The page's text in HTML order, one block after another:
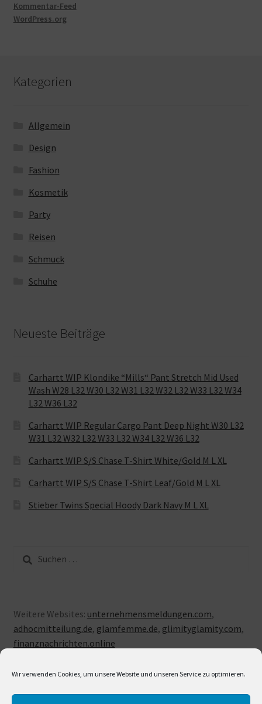
Wir verwenden Cookies, um unsere Website und unseren Service zu optimieren.
Kommentar-Feed
WordPress.org
Kategorien
Allgemein
Design
Fashion
Kosmetik
Party
Reisen
Schmuck
Schuhe
Neueste Beiträge
Carhartt WIP Klondike “Mills“ Pant Stretch Mid Used
Wash W28 L32 W30 L32 W31 L32 W32 L32 W33 L32 W34
L32 W36 L32
Carhartt WIP Regular Cargo Pant Deep Night W30 L32
W31 L32 W32 L32 W33 L32 W34 L32 W36 L32
Carhartt WIP S/S Chase T-Shirt White/Gold M L XL
Carhartt WIP S/S Chase T-Shirt Leaf/Gold M L XL
Stieber Twins Special Hoody Dark Navy M L XL
Suche
nach:
Weitere Websites: unternehmensmeldungen.com,
adhocmitteilung.de, glamfemme.de, glimityglamity.com,
finanznachrichten.online